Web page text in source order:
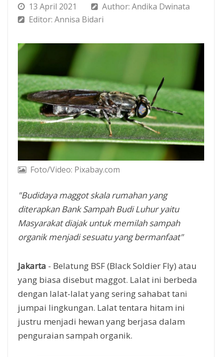
13 April 2021
Author: Andika Dwinata
Editor: Annisa Bidari
Foto/Video: Pixabay.com
"Budidaya maggot skala rumahan yang
diterapkan Bank Sampah Budi Luhur yaitu
Masyarakat diajak untuk memilah sampah
organik menjadi sesuatu yang bermanfaat"
Jakarta - Belatung BSF (Black Soldier Fly) atau
yang biasa disebut maggot. Lalat ini berbeda
dengan lalat-lalat yang sering sahabat tani
jumpai lingkungan. Lalat tentara hitam ini
justru menjadi hewan yang berjasa dalam
penguraian sampah organik.